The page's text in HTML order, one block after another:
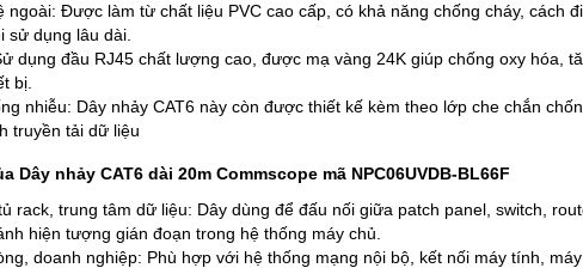
ngoài: Được làm từ chất liệu PVC cao cấp, có khả năng chống cháy, cách
sử dụng lâu dài.
dụng đầu RJ45 chất lượng cao, được mạ vàng 24K giúp chống oxy hóa,
bị.
nhiễu: Dây nhảy CAT6 này còn được thiết kế kèm theo lớp che chắn
truyền tải dữ liệu
Dây nhảy CAT6 dài 20m Commscope mã NPC06UVDB-BL66F
rack, trung tâm dữ liệu: Dây dùng để đấu nối giữa patch panel, switch,
hiện tượng gián đoạn trong hệ thống máy chủ.
doanh nghiệp: Phù hợp với hệ thống mạng nội bộ, kết nối máy tính,